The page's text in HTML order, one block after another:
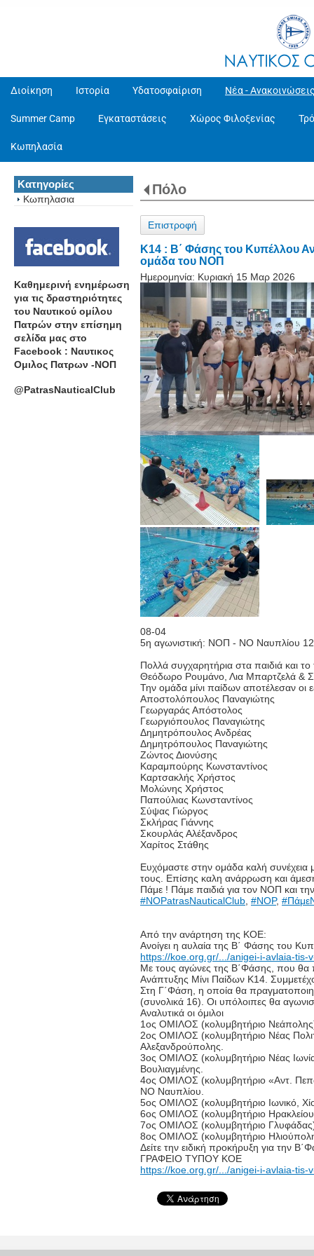
Διοίκηση Ιστορία Υδατοσφαίριση Νέα -
Summer Camp Εγκαταστάσεις Χώρος Φιλοξενίας
Κωπηλασία
Κατηγορίες
Κωπηλασια
Καθημερινή ενημέρωση
για τις δραστηριότητες
του Ναυτικού ομίλου
Πατρών στην επίσημη
σελίδα μας στο
Facebook : Ναυτικος
Ομιλος Πατρων -ΝΟΠ
@PatrasNauticalClub
Πόλο
Επιστροφή
K14 : Β΄ Φάσης του Κυπέλλου
ομάδα του ΝΟΠ
Ημερομηνία: Κυριακή 15 Μαρ 2026
08-04
5η αγωνιστική: ΝΟΠ - ΝΟ Ναυπλίου
Πολλά συγχαρητήρια στα παιδιά και το
Θεόδωρο Ρουμάνο, Λια Μπαρτζελά &
Την ομάδα μίνι παίδων αποτέλεσαν οι
Αποστολόπουλος Παναγιώτης
Γεωργαράς Απόστολος
Γεωργιόπουλος Παναγιώτης
Δημητρόπουλος Ανδρέας
Δημητρόπουλος Παναγιώτης
Ζώντος Διονύσης
Καραμπούρης Κωνσταντίνος
Καρτσακλής Χρήστος
Μολώνης Χρήστος
Παπούλιας Κωνσταντίνος
Σύψας Γιώργος
Σκλήρας Γιάννης
Σκουρλάς Αλέξανδρος
Χαρίτος Στάθης
Ευχόμαστε στην ομάδα καλή
τους. Επίσης καλη ανάρρωση και
Πάμε ! Πάμε παιδιά για τον ΝΟΠ και
#NOPatrasNauticalClub, #NOP,
Από την ανάρτηση της ΚΟΕ:
Ανοίγει η αυλαία της Β΄ Φάσης του
https://koe.org.gr/.../anigei-i-avlaia-tis-
Με τους αγώνες της Β΄Φάσης, που θα
Ανάπτυξης Μίνι Παίδων Κ14.
Στη Γ΄Φάση, η οποία θα
(συνολικά 16). Οι υπόλοιπες θα
Αναλυτικά οι όμιλοι
1ος ΟΜΙΛΟΣ (κολυμβητήριο
2ος ΟΜΙΛΟΣ (κολυμβητήριο Νέας
Αλεξανδρούπολης.
3ος ΟΜΙΛΟΣ (κολυμβητήριο Νέας
Βουλιαγμένης.
4ος ΟΜΙΛΟΣ (κολυμβητήριο «Αντ.
ΝΟ Ναυπλίου.
5ος ΟΜΙΛΟΣ (κολυμβητήριο Ιωνικό,
6ος ΟΜΙΛΟΣ (κολυμβητήριο
7ος ΟΜΙΛΟΣ (κολυμβητήριο
8ος ΟΜΙΛΟΣ (κολυμβητήριο
Δείτε την ειδική προκήρυξη για την
ΓΡΑΦΕΙΟ ΤΥΠΟΥ ΚΟΕ
https://koe.org.gr/.../anigei-i-avlaia-tis-